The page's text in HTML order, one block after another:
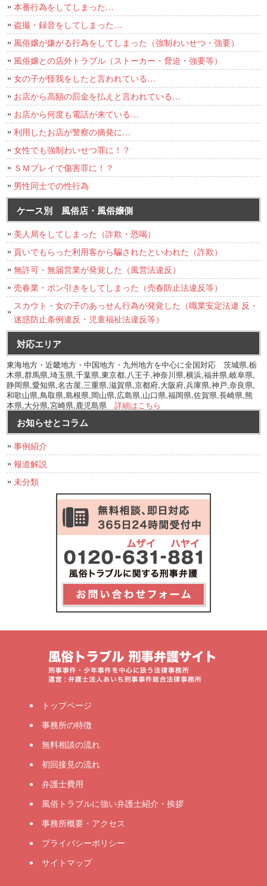
本番行為をしてしまった…
盗撮・録音をしてしまった…
風俗嬢が嫌がる行為をしてしまった（強制わいせつ・強要）
風俗嬢との店外トラブル（ストーカー・脅迫・強要等）
女の子が怪我をしたと言われている…
お店から高額の罰金を払えと言われている…
お店から何度も電話が来ている…
利用したお店が警察の摘発に…
女性でも強制わいせつ罪に！？
ＳＭプレイで傷害罪に！？
男性同士での性行為
ケース別 風俗店・風俗嬢側
美人局をしてしまった（詐欺・恐喝）
貢いでもらった利用客から騙されたといわれた（詐欺）
無許可・無届営業が発覚した（風営法違反）
売春業・ポン引きをしてしまった（売春防止法違反等）
スカウト・女の子のあっせん行為が発覚した（職業安定法違 反・
迷惑防止条例違反・児童福祉法違反等）
対応エリア
東海地方・近畿地方・中国地方・九州地方を中心に全国対応 茨城県,栃
木県,群馬県,埼玉県,千葉県,東京都,八王子,神奈川県,横浜,福井県,岐阜県,
静岡県,愛知県,名古屋,三重県,滋賀県,京都府,大阪府,兵庫県,神戸,奈良県,
和歌山県,鳥取県,島根県,岡山県,広島県,山口県,福岡県,佐賀県,長崎県,熊
本県,大分県,宮崎県,鹿児島県詳細はこちら
お知らせとコラム
事例紹介
報道解説
未分類
トップページ
事務所の特徴
無料相談の流れ
初回接見の流れ
弁護士費用
風俗トラブルに強い弁護士紹介・挨拶
事務所概要・アクセス
プライバシーポリシー
サイトマップ